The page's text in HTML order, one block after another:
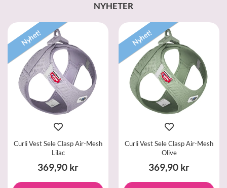
NYHETER
Nyhet!
Curli Vest Sele Clasp Air-Mesh
Lilac
369,90 kr
Nyhet!
Curli Vest Sele Clasp Air-Mesh
Olive
369,90 kr